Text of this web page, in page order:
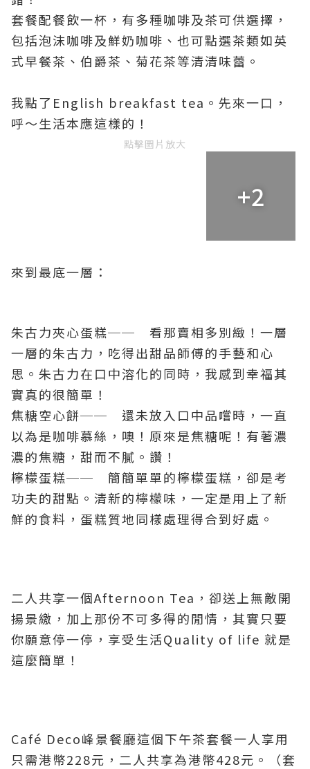
套餐配餐飲一杯，有多種咖啡及茶可供選擇，
包括泡沫咖啡及鮮奶咖啡、也可點選茶類如英
式早餐茶、伯爵茶、菊花茶等清清味蕾。
我點了English breakfast tea。先來一口，
呼～生活本應這樣的！
點擊圖片放大
+2
來到最底一層：
朱古力夾心蛋糕── 看那賣相多別緻！一層
一層的朱古力，吃得出甜品師傅的手藝和心
思。朱古力在口中溶化的同時，我感到幸福其
實真的很簡單！
焦糖空心餅── 還未放入口中品嚐時，一直
以為是咖啡慕絲，噢！原來是焦糖呢！有著濃
濃的焦糖，甜而不膩。讚！
檸檬蛋糕── 簡簡單單的檸檬蛋糕，卻是考
功夫的甜點。清新的檸檬味，一定是用上了新
鮮的食料，蛋糕質地同樣處理得合到好處。
二人共享一個Afternoon Tea，卻送上無敵開
揚景繳，加上那份不可多得的閒情，其實只要
你願意停一停，享受生活Quality of life 就是
這麼簡單！
Café Deco峰景餐廳這個下午茶套餐一人享用
只需港幣228元，二人共享為港幣428元。（套